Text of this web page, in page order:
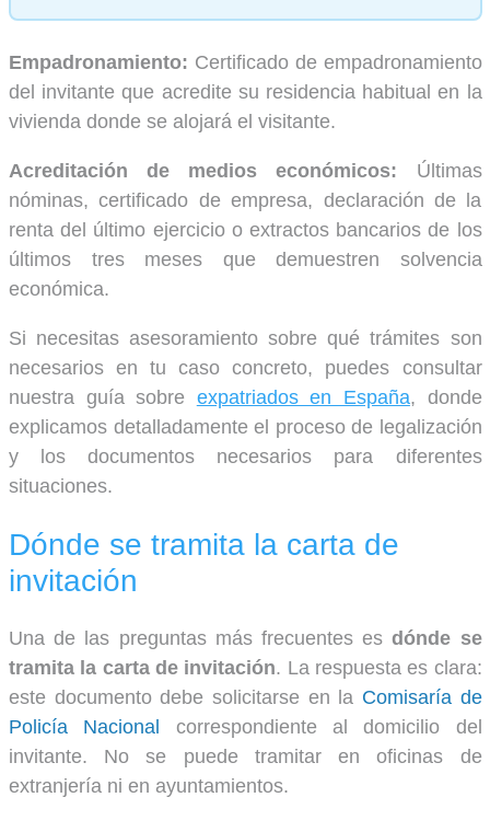
Empadronamiento: Certificado de empadronamiento
del invitante que acredite su residencia habitual en la
vivienda donde se alojará el visitante.
Acreditación de medios económicos: Últimas
nóminas, certificado de empresa, declaración de la
renta del último ejercicio o extractos bancarios de los
últimos tres meses que demuestren solvencia
económica.
Si necesitas asesoramiento sobre qué trámites son
necesarios en tu caso concreto, puedes consultar
nuestra guía sobre expatriados en España, donde
explicamos detalladamente el proceso de legalización
y los documentos necesarios para diferentes
situaciones.
Dónde se tramita la carta de
invitación
Una de las preguntas más frecuentes esdónde se
tramita la carta de invitación. La respuesta es clara:
este documento debe solicitarse en la Comisaría de
Policía Nacional
correspondiente al domicilio del
invitante. No se puede tramitar en oficinas de
extranjería ni en ayuntamientos.